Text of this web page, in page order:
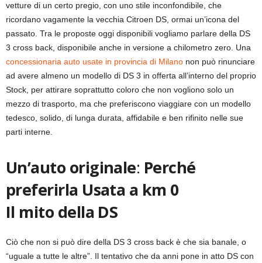
vetture di un certo pregio, con uno stile inconfondibile, che
ricordano vagamente la vecchia Citroen DS, ormai un’icona del
passato. Tra le proposte oggi disponibili vogliamo parlare della DS
3 cross back, disponibile anche in versione a chilometro zero. Una
concessionaria auto usate in provincia di Milano non può rinunciare
ad avere almeno un modello di DS 3 in offerta all’interno del proprio
Stock, per attirare soprattutto coloro che non vogliono solo un
mezzo di trasporto, ma che preferiscono viaggiare con un modello
tedesco, solido, di lunga durata, affidabile e ben rifinito nelle sue
parti interne.
Un’auto originale: Perché
preferirla Usata a km 0
Il mito della DS
Ciò che non si può dire della DS 3 cross back è che sia banale, o
“uguale a tutte le altre”. Il tentativo che da anni pone in atto DS con